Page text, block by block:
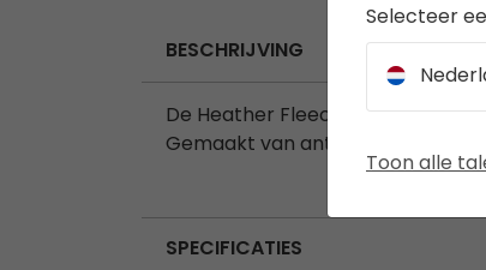
BESCHRIJVING
De Heather Fleece-Deken biedt
Gemaakt van anti-pilling fleece,
SPECIFICATIES
Selecteer
Toon alle